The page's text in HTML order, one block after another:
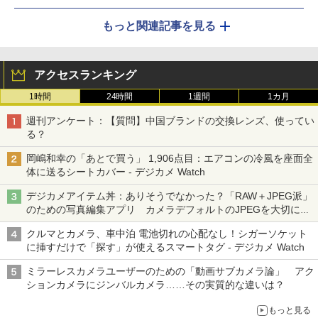
もっと関連記事を見る
アクセスランキング
1時間 24時間 1週間 1カ月
週刊アンケート：【質問】中国ブランドの交換レンズ、使ってい
る？
岡嶋和幸の「あとで買う」 1,906点目：エアコンの冷風を座面全
体に送るシートカバー - デジカメ Watch
デジカメアイテム丼：ありそうでなかった？「RAW＋JPEG派」
のための写真編集アプリ カメラデフォルトのJPEGを大切にす
る「Filmator」
クルマとカメラ、車中泊 電池切れの心配なし！シガーソケット
に挿すだけで「探す」が使えるスマートタグ - デジカメ Watch
ミラーレスカメラユーザーのための「動画サブカメラ論」 アク
ションカメラにジンバルカメラ……その実質的な違いは？
もっと見る